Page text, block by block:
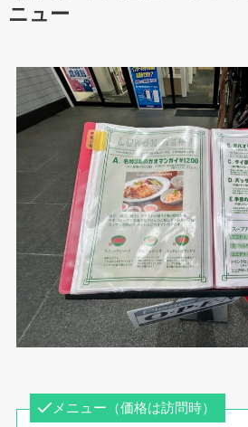
ニュー
メニュー（価格は訪問時）